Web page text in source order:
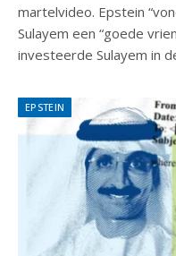
martelvideo. Epstein
Sulayem een “goede
investeerde Sulayem in
EPSTEIN